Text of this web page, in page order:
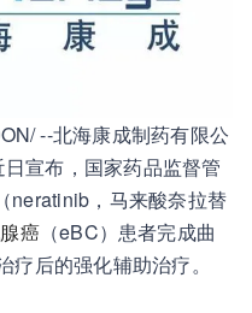
--北海康成制药有限公
宣布，国家药品监督管
neratinib，马来酸奈拉替
癌（eBC）患者完成曲
后的强化辅助治疗。